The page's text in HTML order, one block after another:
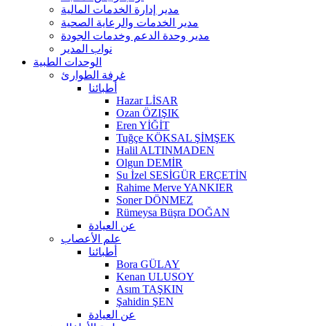
مدير إدارة الخدمات المالية
مدير الخدمات والرعاية الصحية
مدير وحدة الدعم وخدمات الجودة
نواب المدير
الوحدات الطبية
غرفة الطوارئ
أطبائنا
Hazar LİSAR
Ozan ÖZIŞIK
Eren YİĞİT
Tuğçe KÖKSAL ŞİMŞEK
Halil ALTINMADEN
Olgun DEMİR
Su İzel SESİGÜR ERÇETİN
Rahime Merve YANKIER
Soner DÖNMEZ
Rümeysa Büşra DOĞAN
عن العيادة
علم الأعصاب
أطبائنا
Bora GÜLAY
Kenan ULUSOY
Asım TAŞKIN
Şahidin ŞEN
عن العيادة